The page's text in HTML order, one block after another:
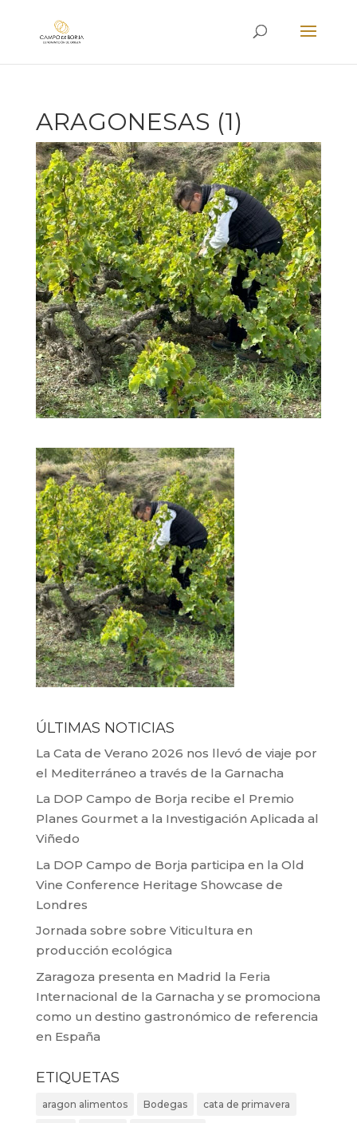
ARAGONESAS (1)
ÚLTIMAS NOTICIAS
La Cata de Verano 2026 nos llevó de viaje por
el Mediterráneo a través de la Garnacha
La DOP Campo de Borja recibe el Premio
Planes Gourmet a la Investigación Aplicada al
Viñedo
La DOP Campo de Borja participa en la Old
Vine Conference Heritage Showcase de
Londres
Jornada sobre sobre Viticultura en
producción ecológica
Zaragoza presenta en Madrid la Feria
Internacional de la Garnacha y se promociona
como un destino gastronómico de referencia
en España
ETIQUETAS
aragon alimentos Bodegas cata de primavera